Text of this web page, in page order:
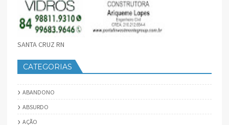
SANTA CRUZ RN
CATEGORIAS
ABANDONO
ABSURDO
AÇÃO